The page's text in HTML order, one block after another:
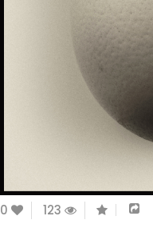
0 123